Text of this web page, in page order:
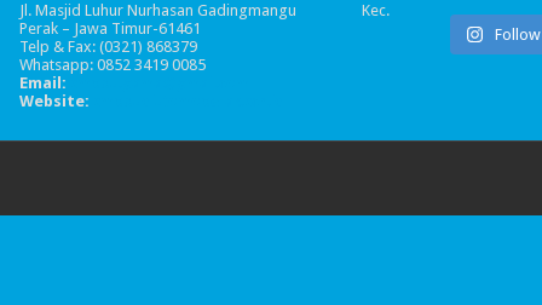
Jl. Masjid Luhur Nurhasan Gadingmangu Kec.
Perak – Jawa Timur-61461
Telp & Fax: (0321) 868379
Whatsapp: 0852 3419 0085
Email:
Website: